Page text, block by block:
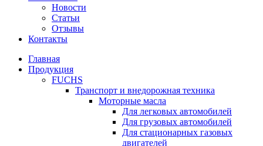
Новости
Статьи
Отзывы
Контакты
Главная
Продукция
FUCHS
Транспорт и внедорожная техника
Моторные масла
Для легковых автомобилей
Для грузовых автомобилей
Для стационарных газовых
двигателей